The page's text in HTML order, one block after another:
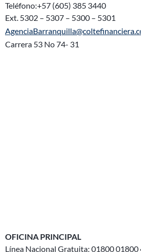
Teléfono:+57 (605) 385 3440
Ext. 5302 – 5307 – 5300 – 5301
Carrera 53 No 74- 31
OFICINA PRINCIPAL
Línea Nacional Gratuita: 01800 01800